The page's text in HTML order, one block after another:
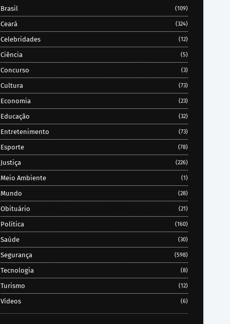
Brasil (109)
Ceará (324)
Celebridades (12)
Ciência (5)
Concurso (3)
Cultura (73)
Economia (23)
Educação (32)
Entretenimento (73)
Esporte (78)
Justiça (226)
Meio Ambiente (1)
Mundo (28)
Obituário (21)
Política (160)
Saúde (30)
Segurança (598)
Tecnologia (8)
Turismo (12)
Vídeos (6)